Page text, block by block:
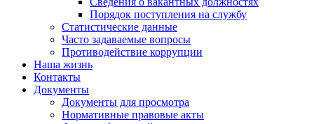
Порядок поступления на службу
Статистические данные
Часто задаваемые вопросы
Противодействие коррупции
Наша жизнь
Контакты
Документы
Документы для просмотра
Нормативные правовые акты